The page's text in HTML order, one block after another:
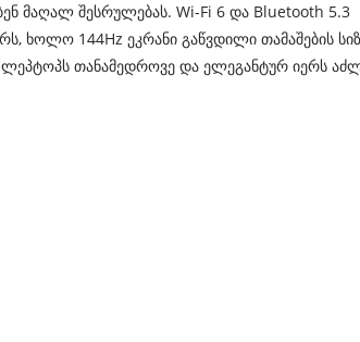
მაღალ შესრულებას. Wi-Fi 6 და Bluetooth 5.3
ხოლო 144Hz ეკრანი გაწვდილი თამაშების
თანამედროვე და ელეგანტურ იერს